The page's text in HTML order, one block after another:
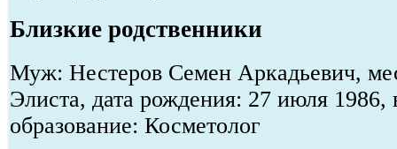
Близкие родственники
Муж: Нестеров Семен Аркадьевич,
Элиста, дата рождения: 27 июля 1986,
образование: Косметолог